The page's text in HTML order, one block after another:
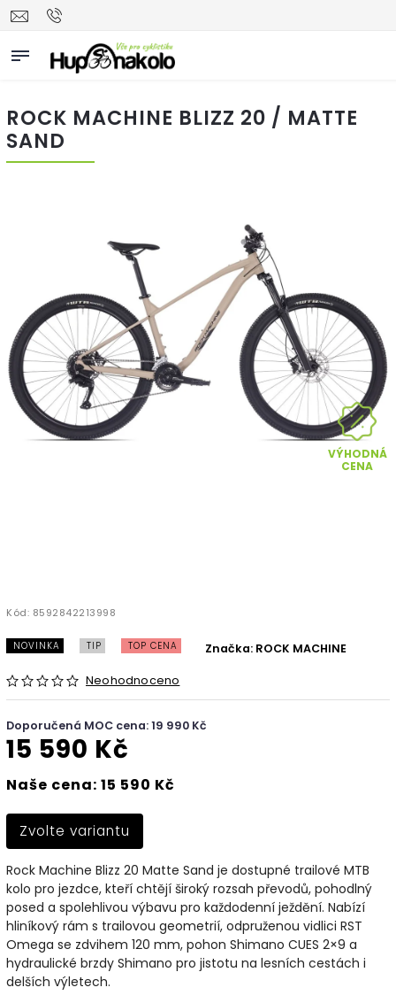
ROCK MACHINE BLIZZ 20 / MATTE
SAND
VÝHODNÁ
CENA
Kód: 8592842213998
NOVINKA TIP TOP CENA
Neohodnoceno
Značka: ROCK MACHINE
Doporučená MOC cena: 19 990 Kč
15 590 Kč
Naše cena: 15 590 Kč
Zvolte variantu
Rock Machine Blizz 20 Matte Sand je dostupné trailové MTB
kolo pro jezdce, kteří chtějí široký rozsah převodů, pohodlný
posed a spolehlivou výbavu pro každodenní ježdění. Nabízí
hliníkový rám s trailovou geometrií, odpruženou vidlici RST
Omega se zdvihem 120 mm, pohon Shimano CUES 2×9 a
hydraulické brzdy Shimano pro jistotu na lesních cestách i
delších výletech.